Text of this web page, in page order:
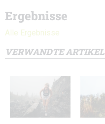
Ergebnisse
Alle Ergebnisse
VERWANDTE ARTIKEL